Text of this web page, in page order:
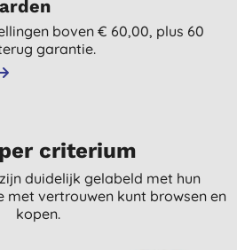
boven € 60,00, plus 60
garantie.
criterium
duidelijk gelabeld met hun
vertrouwen kunt browsen en
kopen.